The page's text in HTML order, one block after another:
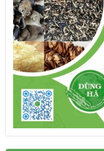
trên
trang
sản
phẩm